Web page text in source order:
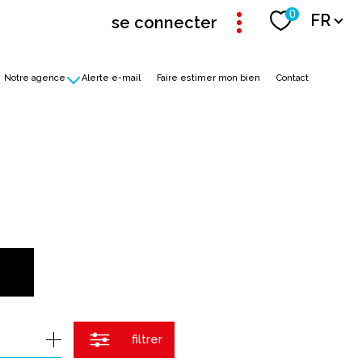
se connecter 0 Langue
FR
Notre agence Alerte e-mail Faire estimer mon bien Contact
filtrer